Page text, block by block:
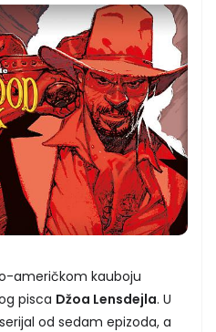
američkom kauboju
pisca Džoa Lensdejla. U
od sedam epizoda, a